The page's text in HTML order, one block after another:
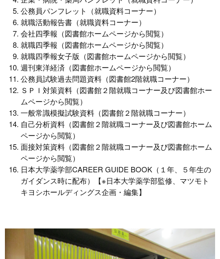
公務員パンフレット（就職資料コーナー）
就職活動報告書（就職資料コーナー）
会社四季報（図書館ホームページから閲覧）
就職四季報（図書館ホームページから閲覧）
就職四季報女子版（図書館ホームページから閲覧）
週刊東洋経済（図書館ホームページから閲覧）
公務員試験過去問題資料（図書館2階就職コーナー）
ＳＰＩ対策資料（図書館２階就職コーナー及び図書館ホー
ムページから閲覧）
一般常識模擬試験資料（図書館２階就職コーナー）
自己分析資料（図書館２階就職コーナー及び図書館ホーム
ページから閲覧）
面接対策資料（図書館２階就職コーナー及び図書館ホーム
ページから閲覧）
日本大学薬学部CAREER GUIDE BOOK（１年、５年生の
ガイダンス時に配布）【※日本大学薬学部監修、マツモト
キヨシホールディングス企画・編集】